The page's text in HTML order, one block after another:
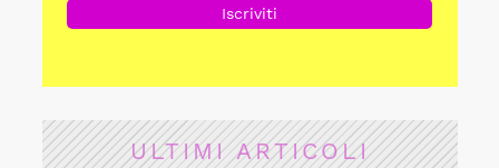
ULTIMI ARTICOLI